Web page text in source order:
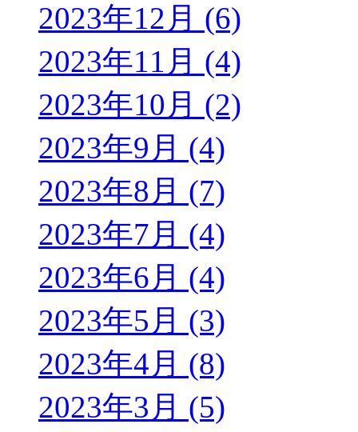
2023年12月 (6)
2023年11月 (4)
2023年10月 (2)
2023年9月 (4)
2023年8月 (7)
2023年7月 (4)
2023年6月 (4)
2023年5月 (3)
2023年4月 (8)
2023年3月 (5)